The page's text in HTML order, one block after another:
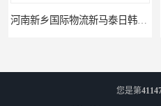
河南新乡国际物流新马泰日韩菲律宾老挝缅甸印尼柬埔寨双清包税
您是第